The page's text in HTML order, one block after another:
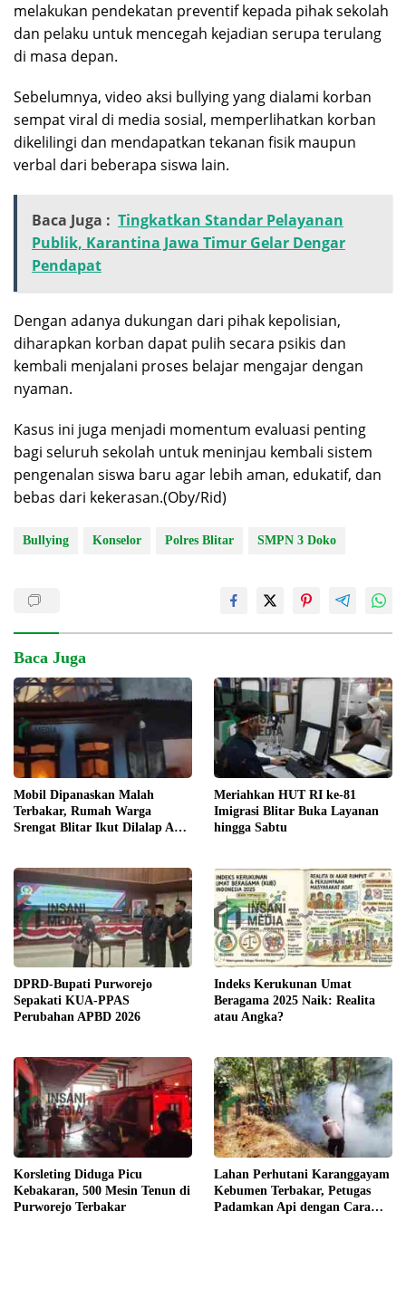
melakukan pendekatan preventif kepada pihak sekolah
dan pelaku untuk mencegah kejadian serupa terulang
di masa depan.
Sebelumnya, video aksi bullying yang dialami korban
sempat viral di media sosial, memperlihatkan korban
dikelilingi dan mendapatkan tekanan fisik maupun
verbal dari beberapa siswa lain.
Baca Juga : Tingkatkan Standar Pelayanan
Publik, Karantina Jawa Timur Gelar Dengar
Pendapat
Dengan adanya dukungan dari pihak kepolisian,
diharapkan korban dapat pulih secara psikis dan
kembali menjalani proses belajar mengajar dengan
nyaman.
Kasus ini juga menjadi momentum evaluasi penting
bagi seluruh sekolah untuk meninjau kembali sistem
pengenalan siswa baru agar lebih aman, edukatif, dan
bebas dari kekerasan.(Oby/Rid)
Bullying Konselor Polres Blitar SMPN 3 Doko
Baca Juga
Mobil Dipanaskan Malah
Terbakar, Rumah Warga
Srengat Blitar Ikut Dilalap Api,
Meriahkan HUT RI ke-81
Imigrasi Blitar Buka Layanan
hingga Sabtu
DPRD-Bupati Purworejo
Sepakati KUA-PPAS
Perubahan APBD 2026
Indeks Kerukunan Umat
Beragama 2025 Naik: Realita
atau Angka?
Korsleting Diduga Picu
Kebakaran, 500 Mesin Tenun di
Purworejo Terbakar
Lahan Perhutani Karanggayam
Kebumen Terbakar, Petugas
Padamkan Api dengan Cara